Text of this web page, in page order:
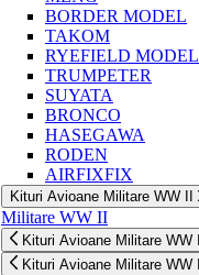
BORDER MODEL
TAKOM
RYEFIELD MODEL
TRUMPETER
SUYATA
BRONCO
HASEGAWA
RODEN
AIRFIXFIX
Kituri Avioane Militare WW II
Militare WW II
Kituri Avioane Militare WW II
Kituri Avioane Militare WW II